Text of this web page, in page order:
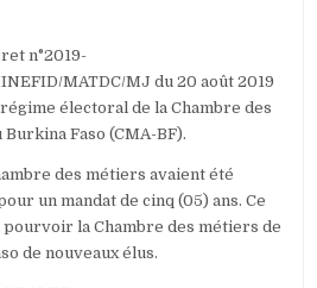
n°2019-
MATDC/MJ du 20 août 2019
électoral de la Chambre des
Faso (CMA-BF).
des métiers avaient été
un mandat de cinq (05) ans. Ce
la Chambre des métiers de
de nouveaux élus.